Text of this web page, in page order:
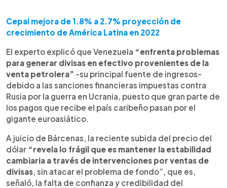
Cepal mejora de 1.8% a 2.7% proyección de
crecimiento de América Latina en 2022
El experto explicó que Venezuela “enfrenta problemas
para generar divisas en efectivo provenientes de la
venta petrolera” -su principal fuente de ingresos-
debido a las sanciones financieras impuestas contra
Rusia por la guerra en Ucrania, puesto que gran parte de
los pagos que recibe el país caribeño pasan por el
gigante euroasiático.
A juicio de Bárcenas, la reciente subida del precio del
dólar “revela lo frágil que es mantener la estabilidad
cambiaria a través de intervenciones por ventas de
divisas , sin atacar el problema de fondo”, que es,
señaló, la falta de confianza y credibilidad del